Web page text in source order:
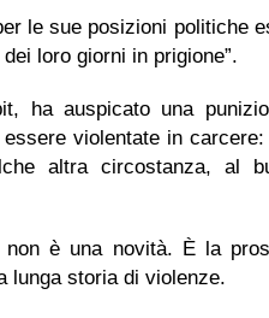
le sue posizioni politiche
loro giorni in prigione”.
ha auspicato una
violentate in
altra circostanza, al
è una novità. È la
lunga storia di violenze.